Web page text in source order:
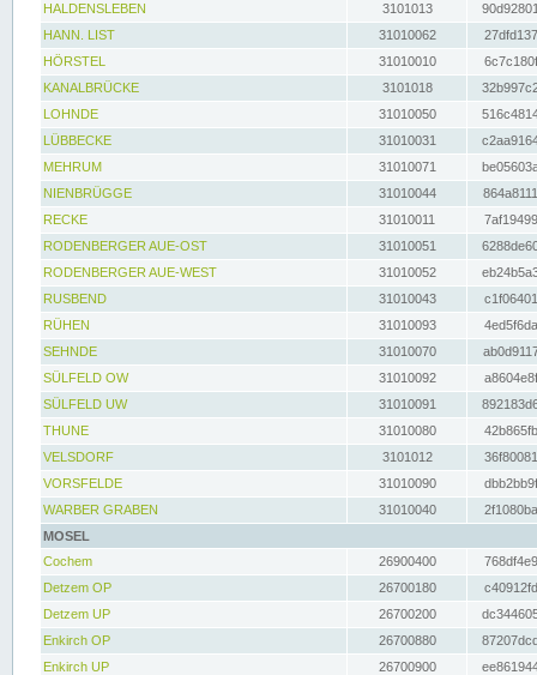
HALDENSLEBEN
3101013
HANN. LIST
31010062
HÖRSTEL
31010010
KANALBRÜCKE
3101018
LOHNDE
31010050
LÜBBECKE
31010031
MEHRUM
31010071
NIENBRÜGGE
31010044
RECKE
31010011
RODENBERGER AUE-OST
31010051
RODENBERGER AUE-WEST
31010052
RUSBEND
31010043
RÜHEN
31010093
SEHNDE
31010070
SÜLFELD OW
31010092
SÜLFELD UW
31010091
THUNE
31010080
VELSDORF
3101012
VORSFELDE
31010090
WARBER GRABEN
31010040
MOSEL
Cochem
26900400
Detzem OP
26700180
Detzem UP
26700200
Enkirch OP
26700880
Enkirch UP
26700900